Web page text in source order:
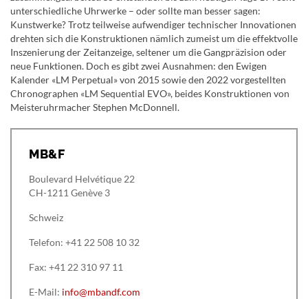
unterschiedliche Uhrwerke – oder sollte man besser sagen:
Kunstwerke? Trotz teilweise aufwendiger technischer Innovationen
drehten sich die Konstruktionen nämlich zumeist um die effektvolle
Inszenierung der Zeitanzeige, seltener um die Gangpräzision oder
neue Funktionen. Doch es gibt zwei Ausnahmen: den Ewigen
Kalender «LM Perpetual» von 2015 sowie den 2022 vorgestellten
Chronographen «LM Sequential EVO», beides Konstruktionen von
Meisteruhrmacher Stephen McDonnell.
MB&F
Boulevard Helvétique 22
CH-1211 Genève 3
Schweiz
Telefon: +41 22 508 10 32
Fax: +41 22 310 97 11
E-Mail: info@mbandf.com